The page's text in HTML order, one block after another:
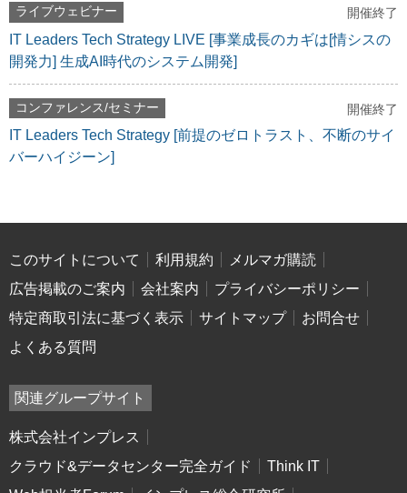
ライブウェビナー 開催終了
IT Leaders Tech Strategy LIVE [事業成長のカギは[情シスの
開発力] 生成AI時代のシステム開発]
コンファレンス/セミナー 開催終了
IT Leaders Tech Strategy [前提のゼロトラスト、不断のサイ
バーハイジーン]
このサイトについて 利用規約
メルマガ購読
広告掲載のご案内
会社案内
プライバシーポリシー
特定商取引法に基づく表示
サイトマップ
お問合せ
よくある質問
関連グループサイト
株式会社インプレス
クラウド&データセンター完全ガイド
Think IT